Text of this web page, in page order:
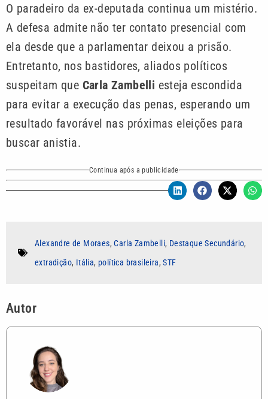
O paradeiro da ex-deputada continua um mistério.
A defesa admite não ter contato presencial com
ela desde que a parlamentar deixou a prisão.
Entretanto, nos bastidores, aliados políticos
suspeitam que Carla Zambelli esteja escondida
para evitar a execução das penas, esperando um
resultado favorável nas próximas eleições para
buscar anistia.
Continua após a publicidade
Alexandre de Moraes,Carla Zambelli, Destaque Secundário,
extradição, Itália, política brasileira,STF
Autor